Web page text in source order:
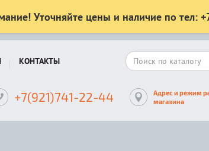
Уточняйте цены и наличие по тел:
КОНТАКТЫ
+7(921)741-22-44
Адрес и режим
магазина